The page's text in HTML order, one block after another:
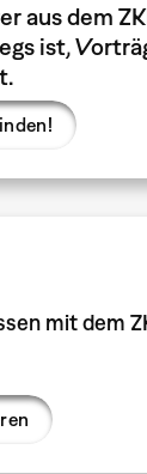
aus dem
ist,
mit dem